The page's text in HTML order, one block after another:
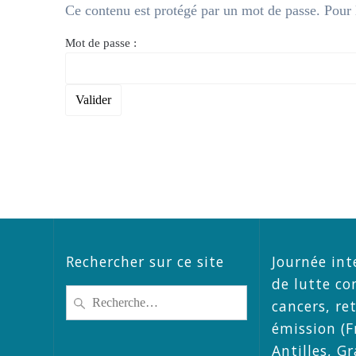
Ce contenu est protégé par un mot de passe.
Mot de passe :
Rechercher sur ce site
pour
Journée
de lutte
cancers,
émission
Antilles,